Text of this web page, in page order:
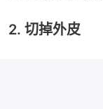
2. 切掉外皮